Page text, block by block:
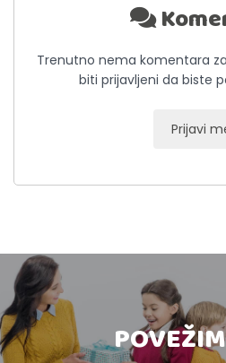
Trenutno nema komentara
biti prijavljeni da biste
Prijavi